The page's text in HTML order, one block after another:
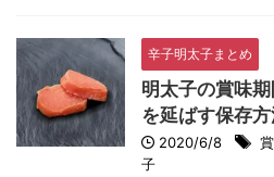
辛子明太子まとめ
明太子の賞味
を延ばす保存
2020/6/8
子